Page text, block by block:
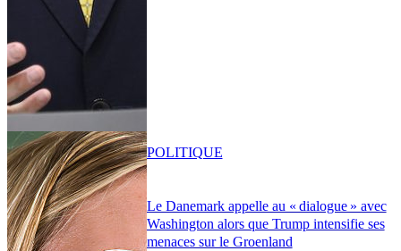
Le Danemark appelle au « dialogue » avec
Washington alors que Trump intensifie ses
menaces sur le Groenland
POLITIQUE